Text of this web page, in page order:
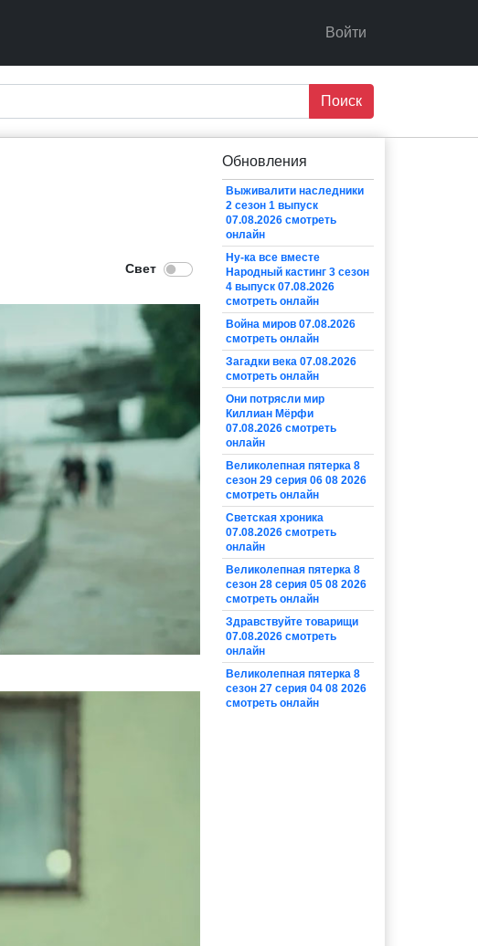
Войти
Поиск
Обновления
Выживалити наследники
2 сезон 1 выпуск
07.08.2026 смотреть
онлайн
Ну-ка все вместе
Народный кастинг 3 сезон
4 выпуск 07.08.2026
смотреть онлайн
Война миров 07.08.2026
смотреть онлайн
Загадки века 07.08.2026
смотреть онлайн
Они потрясли мир
Киллиан Мёрфи
07.08.2026 смотреть
онлайн
Великолепная пятерка 8
сезон 29 серия 06 08 2026
смотреть онлайн
Светская хроника
07.08.2026 смотреть
онлайн
Великолепная пятерка 8
сезон 28 серия 05 08 2026
смотреть онлайн
Здравствуйте товарищи
07.08.2026 смотреть
онлайн
Великолепная пятерка 8
сезон 27 серия 04 08 2026
смотреть онлайн